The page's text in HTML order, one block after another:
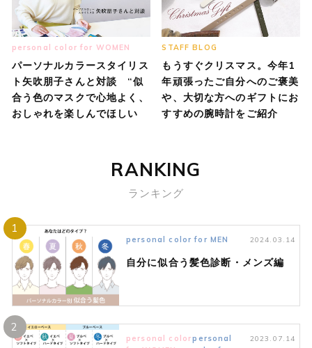
personal color for WOMEN
パーソナルカラースタイリス
ト矢吹朋子さんと対談 “似
合う色のマスクで心地よく、
おしゃれを楽しんでほしい
STAFF BLOG
もうすぐクリスマス。今年1
年頑張ったご自分へのご褒美
や、大切な方へのギフトにお
すすめの腕時計をご紹介
RANKING
ランキング
1
personal color for MEN 2024.03.14
自分に似合う髪色診断・メンズ編
2
personal colorpersonal
2023.07.14